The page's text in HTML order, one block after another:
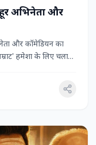
अभिनेता और
और कॉमेडियन का
हमेशा के लिए चला